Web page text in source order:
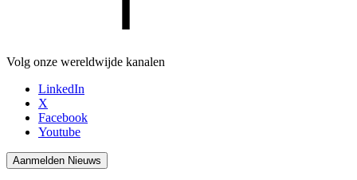
Volg onze wereldwijde kanalen
LinkedIn
X
Facebook
Youtube
Aanmelden Nieuws